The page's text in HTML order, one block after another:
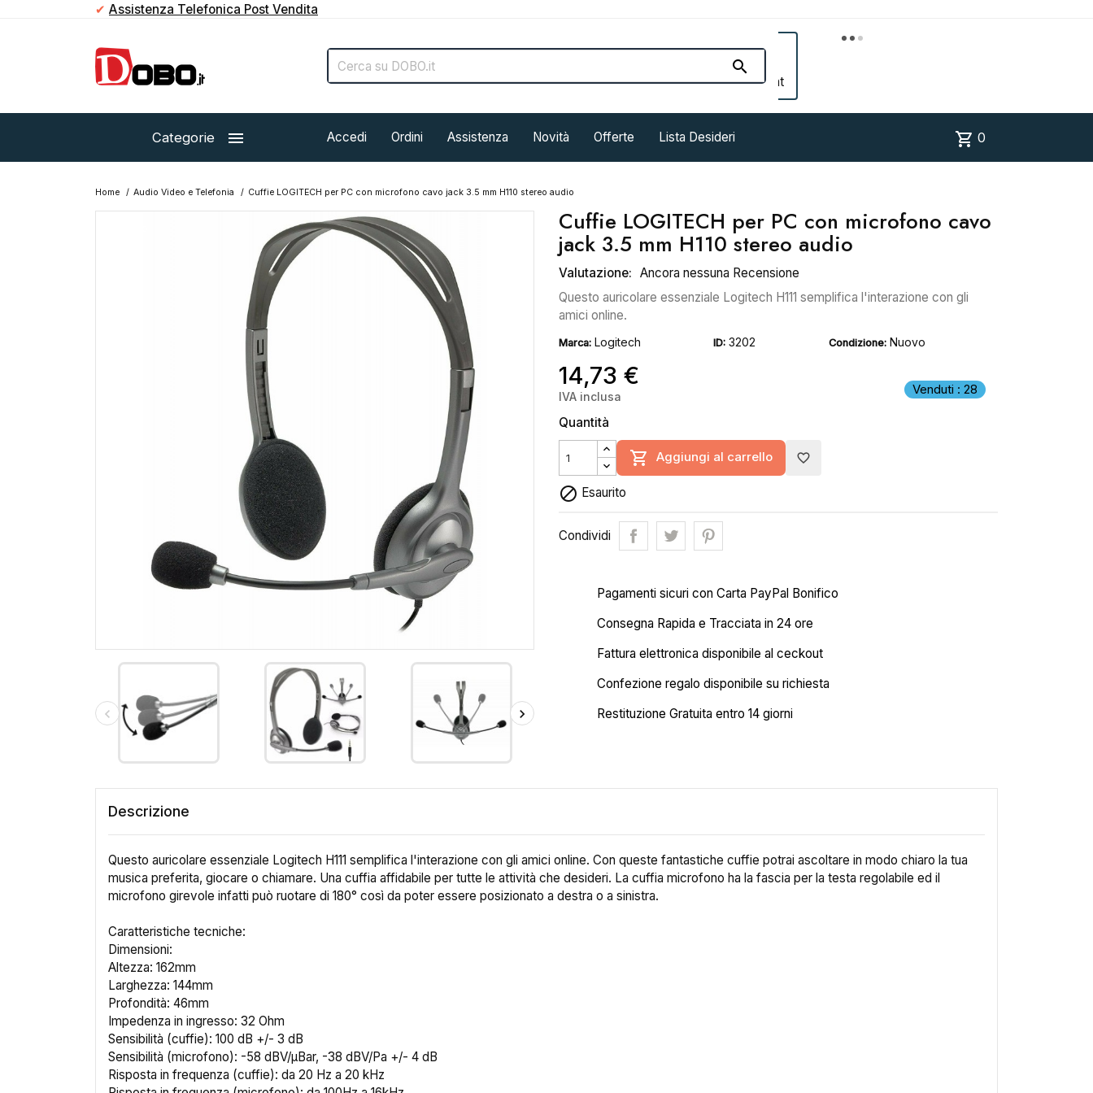
✔ Assistenza Telefonica Post Vendita


Account
Categorie  Accedi Ordini Assistenza Novità Offerte Lista Desideri shopping_cart 0
Home Audio Video e Telefonia Cuffie LOGITECH per PC con microfono cavo jack 3.5 mm H110 stereo audio
Cuffie LOGITECH per PC con microfono cavo
jack 3.5 mm H110 stereo audio
Valutazione: Ancora nessuna Recensione
Questo auricolare essenziale Logitech H111 semplifica l'interazione con gli
amici online.
Marca: Logitech ID: 3202 Condizione: Nuovo
14,73 € Venduti : 28
IVA inclusa
Quantità
 Aggiungi al carrello favorite_border
 Esaurito
Condividi
Pagamenti sicuri con Carta PayPal Bonifico
Consegna Rapida e Tracciata in 24 ore
Fattura elettronica disponibile al ceckout
Confezione regalo disponibile su richiesta
Restituzione Gratuita entro 14 giorni
Descrizione
Questo auricolare essenziale Logitech H111 semplifica l'interazione con gli amici online. Con queste fantastiche cuffie potrai ascoltare in modo chiaro la tua
musica preferita, giocare o chiamare. Una cuffia affidabile per tutte le attività che desideri. La cuffia microfono ha la fascia per la testa regolabile ed il
microfono girevole infatti può ruotare di 180° così da poter essere posizionato a destra o a sinistra.
Caratteristiche tecniche:
Dimensioni:
Altezza: 162mm
Larghezza: 144mm
Profondità: 46mm
Impedenza in ingresso: 32 Ohm
Sensibilità (cuffie): 100 dB +/- 3 dB
Sensibilità (microfono): -58 dBV/µBar, -38 dBV/Pa +/- 4 dB
Risposta in frequenza (cuffie): da 20 Hz a 20 kHz